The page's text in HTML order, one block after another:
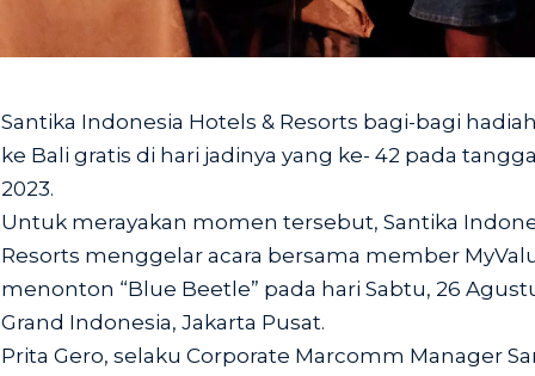
Santika Indonesia Hotels & Resorts bagi-bagi
ke Bali gratis di hari jadinya yang ke- 42 pada
2023.
Untuk merayakan momen tersebut, Santika
Resorts menggelar acara bersama member
menonton “Blue Beetle” pada hari Sabtu, 26
Grand Indonesia, Jakarta Pusat.
Prita Gero, selaku Corporate Marcomm Manager